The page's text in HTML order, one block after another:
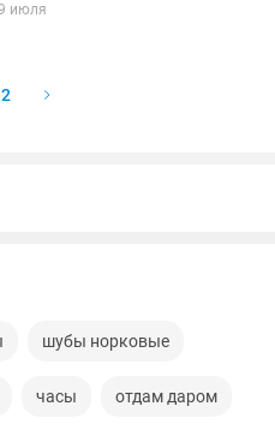
Доставка по всему
июля
2
шубы норковые
часы отдам даром